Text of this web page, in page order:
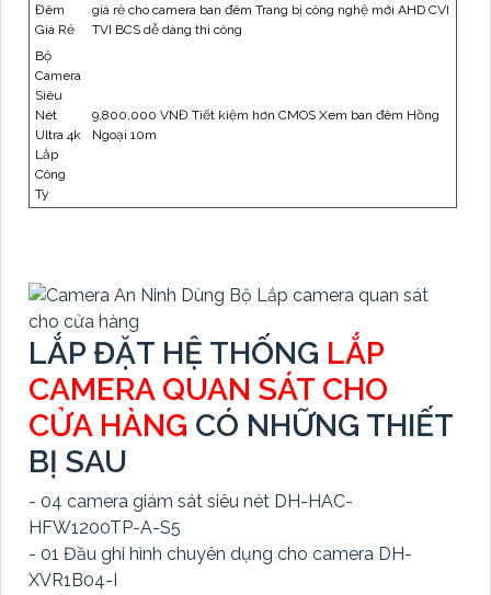
Đêm
Giá Rẻ
giá rẻ cho camera ban đêm Trang bị công nghệ mới AHD CVI
TVI BCS dễ dàng thi công
Bộ
Camera
Siêu
Nét
Ultra 4k
Lắp
Công
Ty
9,800,000 VNĐ Tiết kiệm hơn CMOS Xem ban đêm Hồng
Ngoại 10m
LẮP ĐẶT HỆ THỐNG LẮP
CAMERA QUAN SÁT CHO
CỬA HÀNG CÓ NHỮNG THIẾT
BỊ SAU
- 04 camera giám sát siêu nét DH-HAC-
HFW1200TP-A-S5
- 01 Đầu ghi hình chuyên dụng cho camera DH-
XVR1B04-I